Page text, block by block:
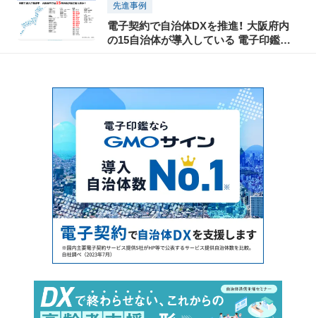
先進事例
電子契約で自治体DXを推進！ 大阪府内
の15自治体が導入している 電子印鑑